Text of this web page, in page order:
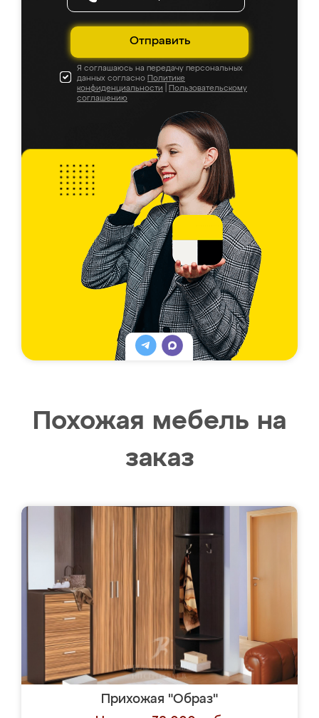
Отправить
Я соглашаюсь на передачу персональных
данных согласно Политике
конфиденциальности
Пользовательскому
соглашению
Похожая мебель на
заказ
Прихожая "Образ"